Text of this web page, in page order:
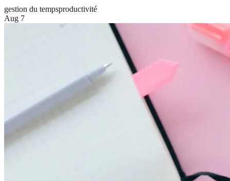
gestion du tempsproductivité
Aug 7